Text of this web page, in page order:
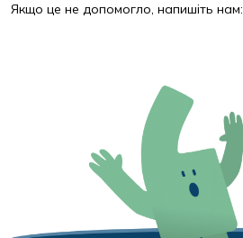
Якщо це не допомогло, напишіть нам: